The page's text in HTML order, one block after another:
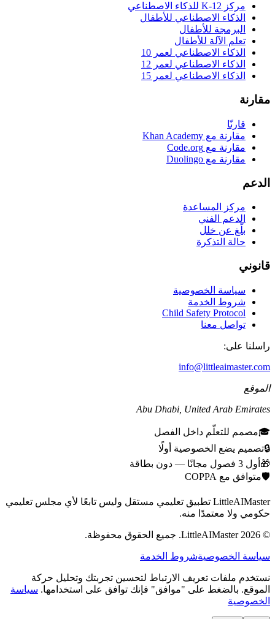
مركز K-12 للذكاء الاصطناعي
الذكاء الاصطناعي للأطفال
البرمجة للأطفال
تعلم الآلة للأطفال
الذكاء الاصطناعي لعمر 10
الذكاء الاصطناعي لعمر 12
الذكاء الاصطناعي لعمر 15
مقارنة
قارنّا
مقارنة مع Khan Academy
مقارنة مع Code.org
مقارنة مع Duolingo
الدعم
مركز المساعدة
الدعم الفني
بلّغ عن خلل
حالة التذكرة
قانوني
سياسة الخصوصية
شروط الخدمة
Child Safety Protocol
تواصل معنا
راسلنا على:
info@littleaimaster.com
الموقع
Abu Dhabi United Arab Emirates
🎓مصمم للتعلّم داخل الفصل
🔒تصميم يضع الخصوصية أولًا
🎁 أول 3 فصول مجانًا — دون بطاقة
🛡️متوافق مع COPPA
LittleAIMaster تطبيق تعليمي مستقل وليس تابعًا لأي مجلس تعليمي
حكومي ولا معتمدًا منه.
©
2026
LittleAIMaster. جميع الحقوق محفوظة.
سياسة الخصوصيةشروط الخدمة
نستخدم ملفات تعريف الارتباط لتحسين تجربتك وتحليل حركة
الموقع. بالضغط على "موافق" فإنك توافق على استخدامها. سياسة
الخصوصية